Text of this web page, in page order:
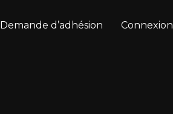
Demande d’adhésion Connexion